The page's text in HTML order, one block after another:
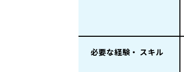
必要な経験・ スキル